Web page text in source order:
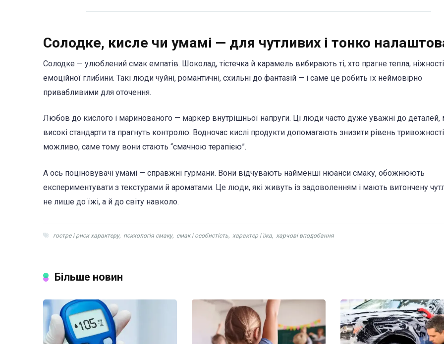
Солодке, кисле чи умамі — для чутливих і тонко
Солодке — улюблений смак емпатів. Шоколад, тістечка й карамель вибирають ті, хто прагне тепла,
емоційної глибини. Такі люди чуйні, романтичні, схильні до фантазій — і саме це робить їх неймовірно
привабливими для оточення.
Любов до кислого і маринованого — маркер внутрішньої напруги. Ці люди часто дуже уважні до
високі стандарти та прагнуть контролю. Водночас кислі продукти допомагають знизити рівень
можливо, саме тому вони стають “смачною терапією”.
А ось поціновувачі умамі — справжні гурмани. Вони відчувають найменші нюанси смаку, обожнюють
експериментувати з текстурами й ароматами. Це люди, які живуть із задоволенням і мають витончену
не лише до їжі, а й до світу навколо.
гостре і риси характеру, психологія смаку, смак і особистість, характер і їжа, харчові вподобання
Більше новин